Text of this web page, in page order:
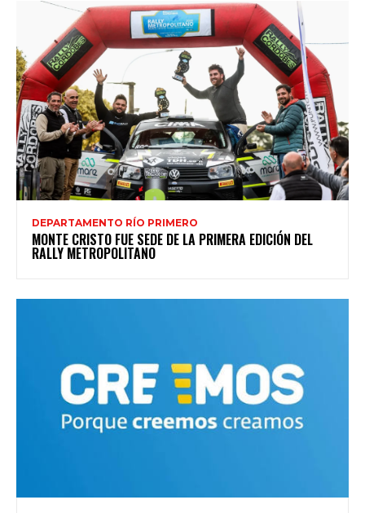
DEPARTAMENTO RÍO PRIMERO
MONTE CRISTO FUE SEDE DE LA PRIMERA EDICIÓN DEL
RALLY METROPOLITANO